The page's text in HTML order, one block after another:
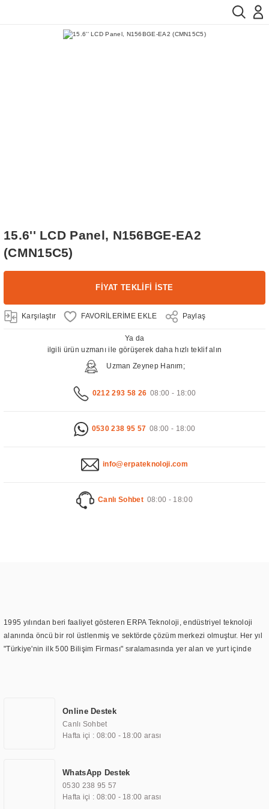
15.6'' LCD Panel, N156BGE-EA2
(CMN15C5)
FİYAT TEKLİFİ İSTE
Karşılaştır Paylaş
Ya da
ilgili ürün uzmanı ile görüşerek daha hızlı teklif alın
Uzman Zeynep Hanım;
0212 293 58 26 08:00 - 18:00
0530 238 95 57 08:00 - 18:00
info@erpateknoloji.com
Canlı Sohbet 08:00 - 18:00
1995 yılından beri faaliyet gösteren ERPA Teknoloji, endüstriyel teknoloji
alanında öncü bir rol üstlenmiş ve sektörde çözüm merkezi olmuştur. Her yıl
"Türkiye'nin ilk 500 Bilişim Firması" sıralamasında yer alan ve yurt içinde
TOCHI markası altında kendi ürettiği ürünlerde kullanmıştır. Günümüzde
TOCHI; videowall, digital signage, kiosk, totem, akıllı durak ekranı, araç içi
ekran, asansör ekranı, digital menüboard, marin ekran, medikal ekran,
ekranları, endüstriyel ekranlar, kapı önü bilgi ekranları, panel PC,
endüstriyel Panel PC, mini PC, endüstriyel mini PC ve akıllı bina sistemleri
gibi çözümleri 4.5" ile 110” boyutları arasında üretebilirken, ayrıca standart
Online Destek
Canlı Sohbet
Hafta içi : 08:00 - 18:00 arası
WhatsApp Destek
0530 238 95 57
Hafta içi : 08:00 - 18:00 arası